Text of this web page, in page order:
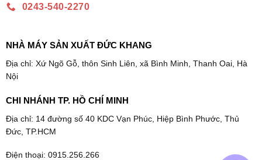
0243-540-2270
NHÀ MÁY SẢN XUẤT ĐỨC KHANG
Địa chỉ: Xứ Ngõ Gỗ, thôn Sinh Liên, xã Bình Minh, Thanh Oai, Hà
Nội
CHI NHÁNH TP. HỒ CHÍ MINH
Địa chỉ: 14 đường số 40 KDC Vạn Phúc, Hiệp Bình Phước, Thủ
Đức, TP.HCM
Điện thoại: 0915.256.266